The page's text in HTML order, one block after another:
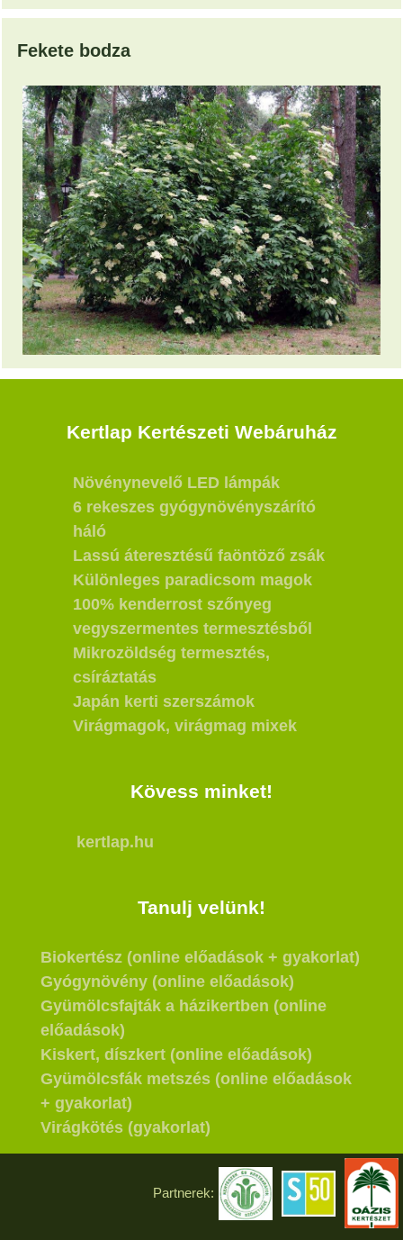
Fekete bodza
Kertlap Kertészeti Webáruház
Növénynevelő LED lámpák
6 rekeszes gyógynövényszárító
háló
Lassú áteresztésű faöntöző zsák
Különleges paradicsom magok
100% kenderrost szőnyeg
vegyszermentes termesztésből
Mikrozöldség termesztés,
csíráztatás
Japán kerti szerszámok
Virágmagok, virágmag mixek
Kövess minket!
kertlap.hu
Tanulj velünk!
Biokertész (online előadások + gyakorlat)
Gyógynövény (online előadások)
Gyümölcsfajták a házikertben (online
előadások)
Kiskert, díszkert (online előadások)
Gyümölcsfák metszés (online előadások
+ gyakorlat)
Virágkötés (gyakorlat)
Partnerek: